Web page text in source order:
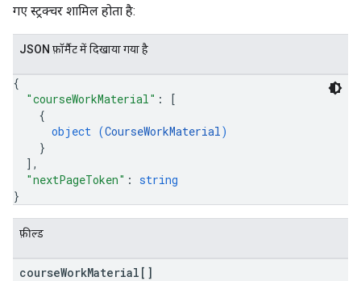
गए स्ट्रक्चर शामिल होता है:
JSON फ़ॉर्मैट में दिखाया गया है
{
"courseWorkMaterial" :
[
{
object (CourseWorkMaterial)
}
] ,
"nextPageToken" : string
}
फ़ील्ड
courseWorkMaterial[]